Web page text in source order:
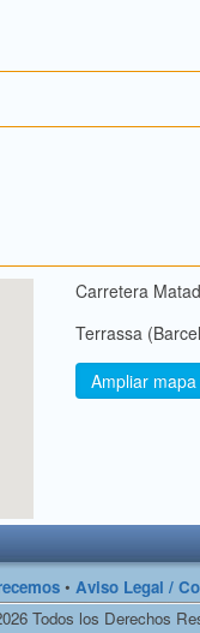
Carretera
Terrassa
Ampliar mapa
• Aviso Legal /
Todos los Derechos